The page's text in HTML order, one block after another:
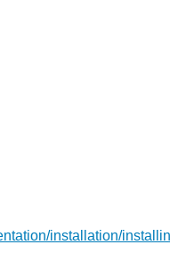
installation/